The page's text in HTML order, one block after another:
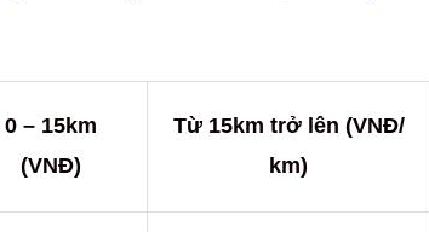
0 – 15km
(VNĐ)
Từ 15km trở lên (VNĐ/
km)